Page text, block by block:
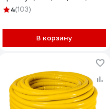
трехслойный, 3/4", 50 м
4(103)
В корзину